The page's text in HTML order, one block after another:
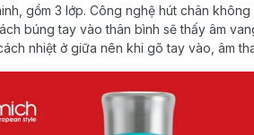
gồm 3 lớp. Công nghệ hút chân
búng tay vào thân bình sẽ thấy âm
nhiệt ở giữa nên khi gõ tay vào, âm